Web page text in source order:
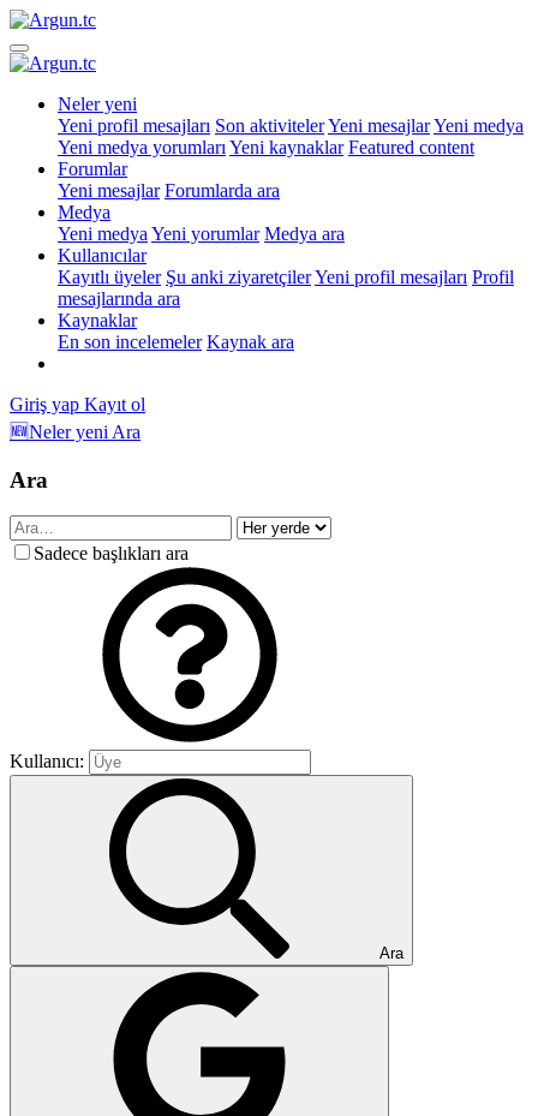
Neler yeni
Yeni profil mesajları Son aktivitelerYeni mesajlarYeni medya
Yeni medya yorumları Yeni kaynaklar Featured content
Forumlar
Yeni mesajlar Forumlarda ara
Medya
Yeni medya Yeni yorumlar Medya ara
Kullanıcılar
Kayıtlı üyeler Şu anki ziyaretçilerYeni profil mesajları Profil
mesajlarında ara
Kaynaklar
En son incelemeler Kaynak ara
Giriş yap Kayıt ol
🆕Neler yeni Ara
Ara
Sadece başlıkları ara
Kullanıcı:
Ara